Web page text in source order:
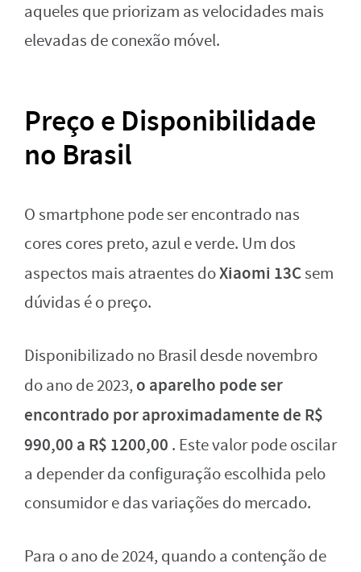
aqueles que priorizam as velocidades mais
elevadas de conexão móvel.
Preço e Disponibilidade
no Brasil
O smartphone pode ser encontrado nas
cores cores preto, azul e verde. Um dos
aspectos mais atraentes doXiaomi 13Csem
dúvidas é o preço.
Disponibilizado no Brasil desde novembro
do ano de 2023, o aparelho pode ser
encontrado por aproximadamente de R$
990,00 a R$ 1200,00 . Este valor pode oscilar
a depender da configuração escolhida pelo
consumidor e das variações do mercado.
Para o ano de 2024, quando a contenção de